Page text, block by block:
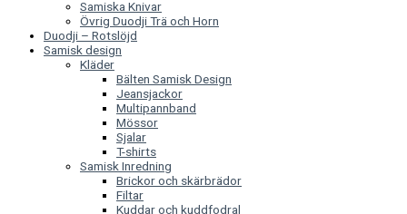
Samiska Knivar
Övrig Duodji Trä och Horn
Duodji – Rotslöjd
Samisk design
Kläder
Bälten Samisk Design
Jeansjackor
Multipannband
Mössor
Sjalar
T-shirts
Samisk Inredning
Brickor och skärbrädor
Filtar
Kuddar och kuddfodral